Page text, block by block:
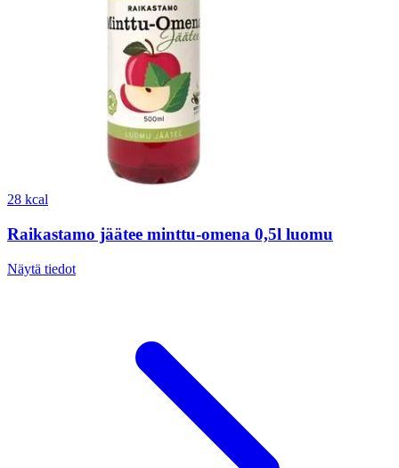
28 kcal
Raikastamo jäätee minttu-omena 0,5l luomu
Näytä tiedot